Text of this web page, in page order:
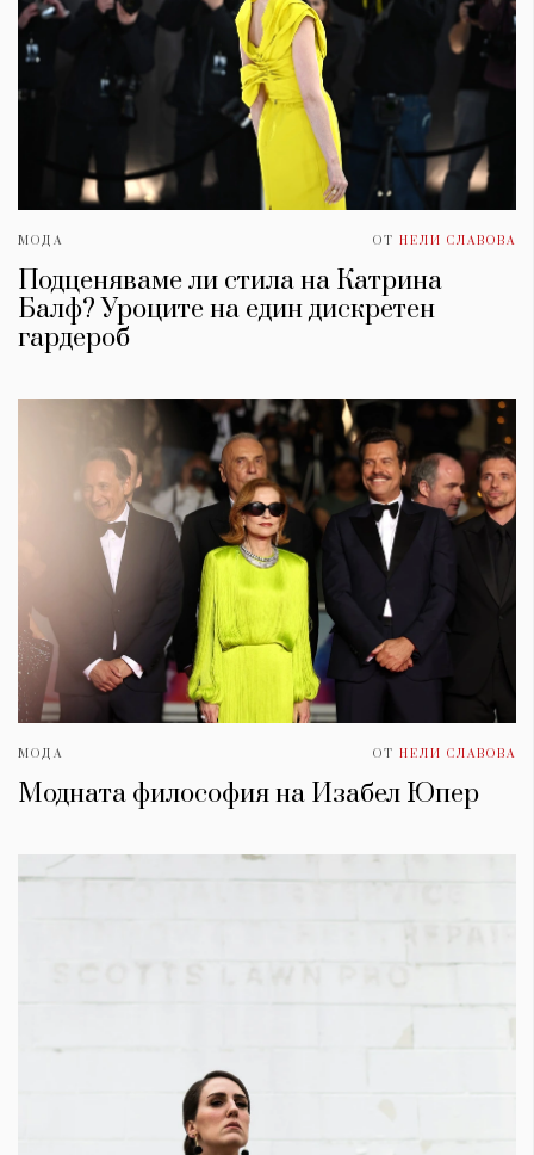
МОДА ОТ НЕЛИ СЛАВОВА
Подценяваме ли стила на Катрина
Балф? Уроците на един дискретен
гардероб
МОДА ОТ НЕЛИ СЛАВОВА
Модната философия на Изабел Юпер